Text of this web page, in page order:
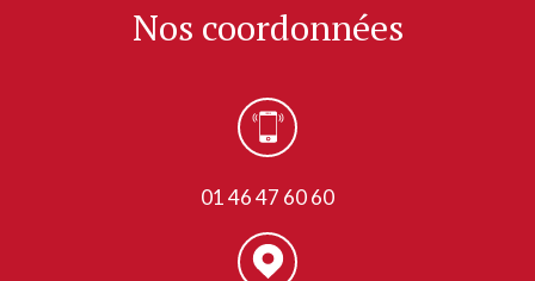
Nos coordonnées
01 46 47 60 60